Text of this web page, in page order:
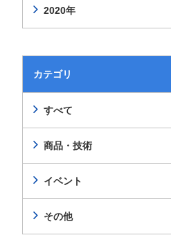
2020年
カテゴリ
すべて
商品・技術
イベント
その他